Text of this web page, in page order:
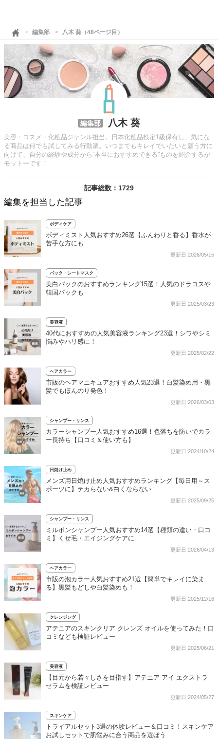
編集部 八木 葵（48ページ目）
編集部 八木 葵
美容・コスメ・化粧品ジャンル担当。日本化粧品検定1級保有し、気にな
る商品は何でも試してみる行動派。いつまでもキレイでいたいと願う方に
向けて、自分の経験や成分から”本当におすすめできる”ものを紹介するが
モットーです！
記事総数：1729
編集を担当した記事
ボディケア
ボディミスト人気おすすめ26選【ふんわりと香る】香水が
苦手な方にも
更新日:2026/05/15
パック・シートマスク
美白パックのおすすめランキング15選！人気のドラコスや
韓国パックも
更新日:2025/03/23
美容液
40代におすすめの人気美容液ランキング23選！シワやシミ
悩みやハリ感に！
更新日:2025/02/22
ヘアカラー
市販のヘアマニキュアおすすめ人気23選！白髪染め用・黒
髪でもほんのり発色！
更新日:2026/03/03
シャンプー・リンス
カラーシャンプー人気おすすめ16選！色落ちを防いでカラ
ー長持ち【口コミ＆使い方も】
更新日:2024/10/24
日焼け止め
メンズ用日焼け止め人気おすすめランキング【毎日用～ス
ポーツに】テカらない&白くならない
更新日:2025/09/25
シャンプー・リンス
ミルボンシャンプー人気おすすめ14選【種類の違い・口コ
ミ】くせ毛・エイジングケアに
更新日:2026/04/13
ヘアカラー
市販の泡カラー人気おすすめ21選【簡単でキレイに染ま
る】黒髪もどしや白髪染めも！
更新日:2025/12/16
クレンジング
アテニアのスキンクリア クレンズ オイルを使ってみた！口
コミなども検証レビュー
更新日:2025/06/21
美容液
【目元から若々しさを目指す】アテニア アイ エクストラ
セラムを検証レビュー
更新日:2024/05/27
スキンケア
トライアルセット3選の体験レビュー＆口コミ！スキンケア
お試しセットで肌悩みに合う商品を選ぼう